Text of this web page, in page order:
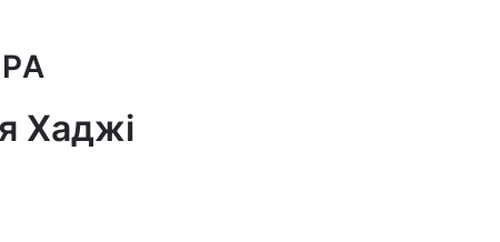
Хаджі